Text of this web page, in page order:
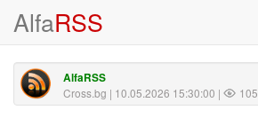
AlfaRSS
AlfaRSS
Cross.bg | 10.05.2026 15:30:00 | 105